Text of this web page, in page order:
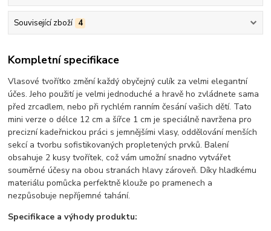
Související zboží 4
Kompletní specifikace
Vlasové tvořítko změní každý obyčejný culík za velmi elegantní
účes. Jeho použití je velmi jednoduché a hravě ho zvládnete sama
před zrcadlem, nebo při rychlém ranním česání vašich dětí. Tato
mini verze o délce 12 cm a šířce 1 cm je speciálně navržena pro
precizní kadeřnickou práci s jemnějšími vlasy, oddělování menších
sekcí a tvorbu sofistikovaných propletených prvků. Balení
obsahuje 2 kusy tvořítek, což vám umožní snadno vytvářet
souměrné účesy na obou stranách hlavy zároveň. Díky hladkému
materiálu pomůcka perfektně klouže po pramenech a
nezpůsobuje nepříjemné tahání.
Specifikace a výhody produktu: